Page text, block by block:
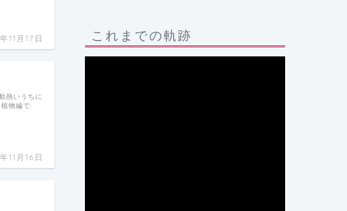
11月17日
11月16日
熱いうちに
物編で
これまでの軌跡